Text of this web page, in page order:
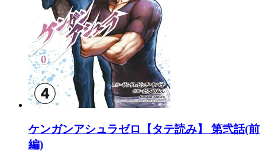
ケンガンアシュラゼロ【タテ読み】 第弐話(前
編)